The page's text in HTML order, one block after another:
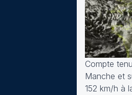
Compte
Manche et
152 km/h à